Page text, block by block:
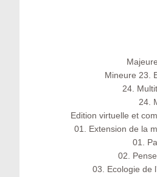
Mineure 23.
24.
24.
Edition virtuelle et
01. Extension de la
01.
02.
03. Ecologie de